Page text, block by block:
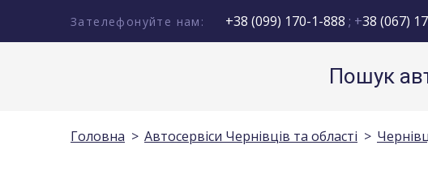
Зателефонуйте нам: +38 (099) 170-1-888 ; +38 (067)
Пошук
Головна Автосервіси Чернівців та області